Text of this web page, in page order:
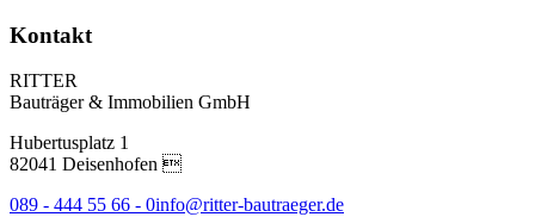
Kontakt
RITTER
Bauträger & Immobilien GmbH
Hubertusplatz 1
82041 Deisenhofen 
089 - 444 55 66 - 0info@ritter-bautraeger.de